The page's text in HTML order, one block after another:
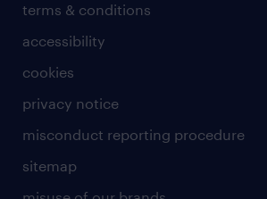
terms & conditions
accessibility
cookies
privacy notice
misconduct reporting procedure
sitemap